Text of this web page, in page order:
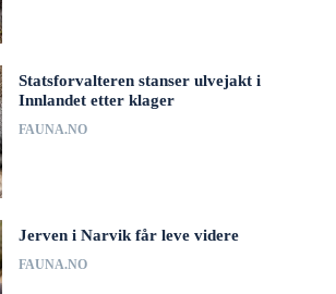
Statsforvalteren stanser ulvejakt i
Innlandet etter klager
FAUNA.NO
Jerven i Narvik får leve videre
FAUNA.NO